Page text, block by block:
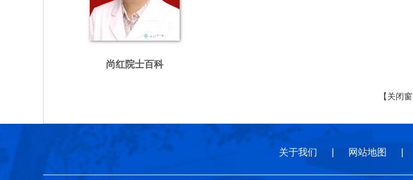
尚红院士百科
【关闭窗
关于我们 网站地图